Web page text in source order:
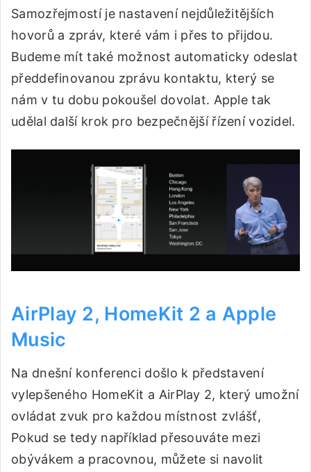
Samozřejmostí je nastavení nejdůležitějších
hovorů a zpráv, které vám i přes to přijdou.
Budeme mít také možnost automaticky odeslat
předdefinovanou zprávu kontaktu, který se
nám v tu dobu pokoušel dovolat. Apple tak
udělal další krok pro bezpečnější řízení vozidel.
AirPlay 2, HomeKit 2 a Apple
Music
Na dnešní konferenci došlo k představení
vylepšeného HomeKit a AirPlay 2, který umožní
ovládat zvuk pro každou místnost zvlášť,
Pokud se tedy například přesouváte mezi
obývákem a pracovnou, můžete si navolit